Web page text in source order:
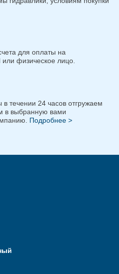
для оплаты на
физическое лицо.
течении 24 часов отгружаем
в выбранную вами
Подробнее >